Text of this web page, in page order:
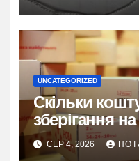
UNCATEGORIZED
Скільки
зберігання
СЕР 4, 2026